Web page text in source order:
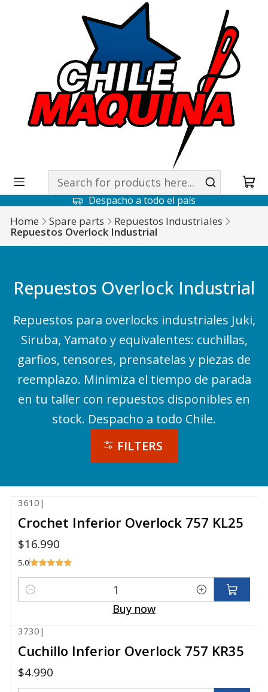
Despacho a todo el país
Home Spare parts Repuestos Industriales
Repuestos Overlock Industrial
Repuestos Overlock Industrial
Repuestos para overlocks industriales Juki,
Siruba, Yamato y equivalentes: cuchillas,
garfios, tensores, prensatelas y piezas de
reemplazo. Minimiza el tiempo de parada
en tu taller con repuestos disponibles en
stock. Despacho a todo Chile.
FILTERS
3610 |
Crochet Inferior Overlock 757 KL25
$16.990
5.0
Quantity
Buy now
3730 |
Cuchillo Inferior Overlock 757 KR35
$4.990